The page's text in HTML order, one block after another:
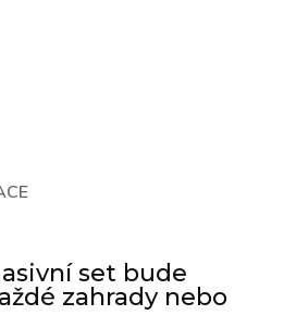
set bude
zahrady nebo